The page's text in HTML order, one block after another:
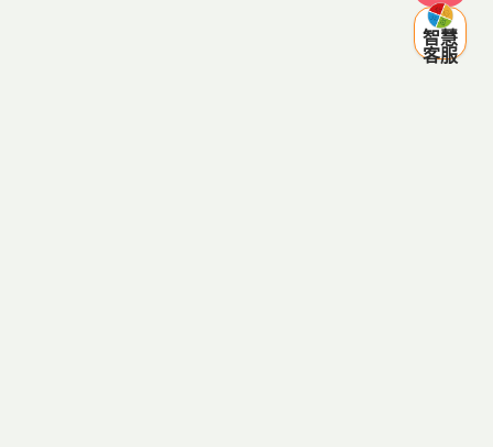
採色農遊
智慧
客服